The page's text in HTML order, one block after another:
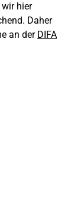
hier
Daher
an der DIFA